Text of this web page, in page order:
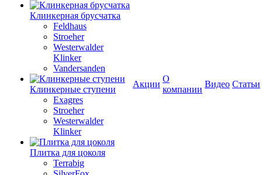
Клинкерная брусчатка
Feldhaus
Stroeher
Westerwalder
Klinker
Vandersanden
Клинкерные ступени
Exagres
Stroeher
Westerwalder
Klinker
Плитка для цоколя
Terrabig
Акции
О
компании
Видео Статьи